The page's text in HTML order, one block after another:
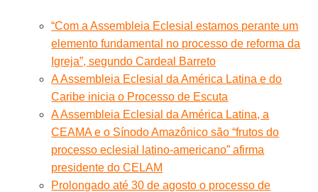
“Com a Assembleia Eclesial estamos perante um
elemento fundamental no processo de reforma da
Igreja”, segundo Cardeal Barreto
A Assembleia Eclesial da América Latina e do
Caribe inicia o Processo de Escuta
A Assembleia Eclesial da América Latina, a
CEAMA e o Sínodo Amazônico são “frutos do
processo eclesial latino-americano” afirma
presidente do CELAM
Prolongado até 30 de agosto o processo de